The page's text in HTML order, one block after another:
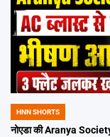
POSTED
IN
HNN SHORTS
नोएडा की Aranya